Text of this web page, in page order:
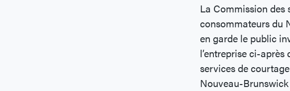
La Commission des
consommateurs du
en garde le public
l’entreprise ci-après
services de
Nouveau-